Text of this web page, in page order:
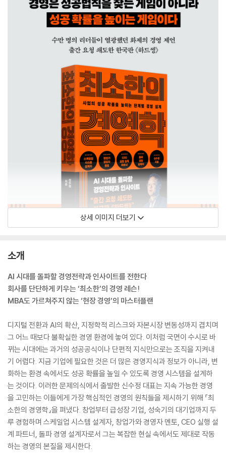
상세 이미지 더보기
소개
AI 시대를 돌파할 경영전략과 인사이트를 전한다
회사를 단단하게 키우는 ‘최소한’의 경영 레슨!
MBA도 가르쳐주지 않는 ‘현장 경영’의 마스터플랜
디지털 전환과 AI의 확산, 지정학적 리스크와 자본시장 변동성까지 겹치며
그 어느 때보다 불확실한 경영 환경에 놓여 있다. 이처럼 국면이 수시로 바
뀌는 시대에는 과거의 성공공식이나 단편적 지식만으로는 조직을 지켜내
기 어렵다. 지금 기업에 필요한 것은 더 많은 경영지식과 정보가 아니라, 변
화하는 환경 속에서도 성공 확률을 높일 수 있도록 경영 시스템을 설계하
는 것이다. 이러한 문제의식에서 출발한 신수정 대표는 지속 가능한 경영
을 고민하는 이들에게 가장 핵심적인 경영의 원칙들을 제시하기 위해 『최
소한의 경영학』을 펴냈다. 창업부터 급성장 기업, 성숙기의 대기업까지 두
루 경험하며 스케일업 시스템 설계자, 창업가와 경영자 멘토, CEO 실행 설
계 파트너, 돌파 경영 설계자로서 그는 복잡한 현실 속에서도 제대로 작동
하는 경영의 본질을 제시한다.